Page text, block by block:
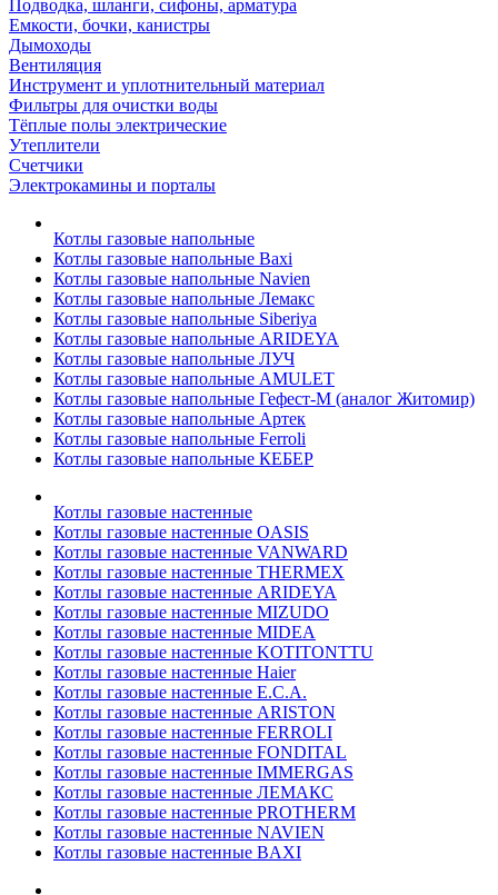
Подводка, шланги, сифоны, арматура
Емкости, бочки, канистры
Дымоходы
Вентиляция
Инструмент и уплотнительный материал
Фильтры для очистки воды
Тёплые полы электрические
Утеплители
Счетчики
Электрокамины и порталы
Котлы газовые напольные
Котлы газовые напольные Baxi
Котлы газовые напольные Navien
Котлы газовые напольные Лемакс
Котлы газовые напольные Siberiya
Котлы газовые напольные ARIDEYA
Котлы газовые напольные ЛУЧ
Котлы газовые напольные AMULET
Котлы газовые напольные Гефест-М (аналог Житомир)
Котлы газовые напольные Артек
Котлы газовые напольные Ferroli
Котлы газовые напольные КЕБЕР
Котлы газовые настенные
Котлы газовые настенные OASIS
Котлы газовые настенные VANWARD
Котлы газовые настенные THERMEX
Котлы газовые настенные ARIDEYA
Котлы газовые настенные MIZUDO
Котлы газовые настенные MIDEA
Котлы газовые настенные KOTITONTTU
Котлы газовые настенные Haier
Котлы газовые настенные E.C.A.
Котлы газовые настенные ARISTON
Котлы газовые настенные FERROLI
Котлы газовые настенные FONDITAL
Котлы газовые настенные IMMERGAS
Котлы газовые настенные ЛЕМАКС
Котлы газовые настенные PROTHERM
Котлы газовые настенные NAVIEN
Котлы газовые настенные BAXI